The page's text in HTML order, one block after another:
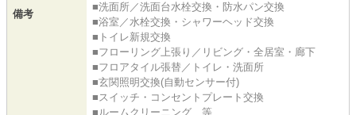
備考
■洗面所／洗面台水栓交換・防水パン交換
■浴室／水栓交換・シャワーヘッド交換
■トイレ新規交換
■フローリング上張り／リビング・全居室・廊下
■フロアタイル張替／トイレ・洗面所
■玄関照明交換(自動センサー付)
■スイッチ・コンセントプレート交換
■ルームクリーニング 等